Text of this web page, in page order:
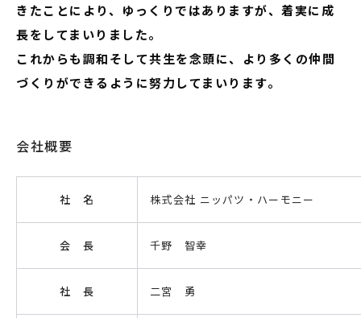
きたことにより、ゆっくりではありますが、着実に成
長をしてまいりました。
これからも調和そして共生を念頭に、より多くの仲間
づくりができるように努力してまいります。
会社概要
社 名 株式会社 ニッパツ・ハーモニー
会 長 千野 智幸
社 長 二宮 勇